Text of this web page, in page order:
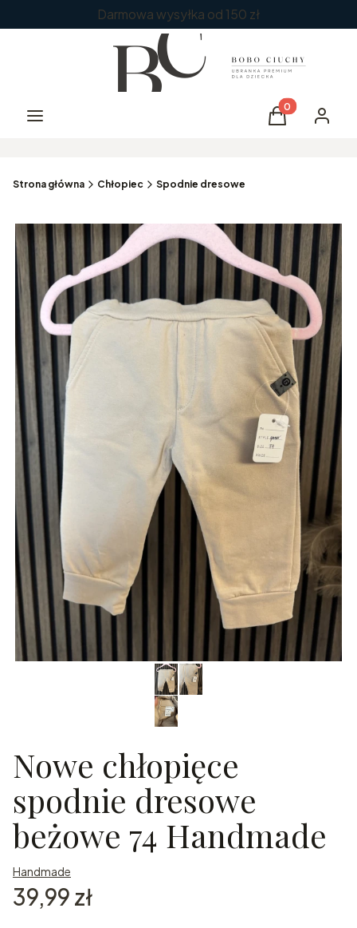
Darmowa wysyłka od 150 zł
Menu Produkty w
Koszyk
Strona główna Chłopiec Spodnie dresowe
Nowe chłopięce
spodnie dresowe
beżowe 74 Handmade
Handmade
Cena
39,99 zł